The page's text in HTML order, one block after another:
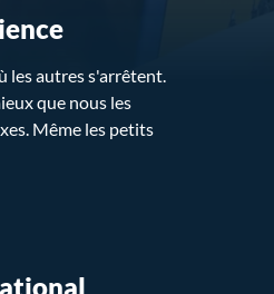
les autres s'arrêtent.
que nous les
Même les petits